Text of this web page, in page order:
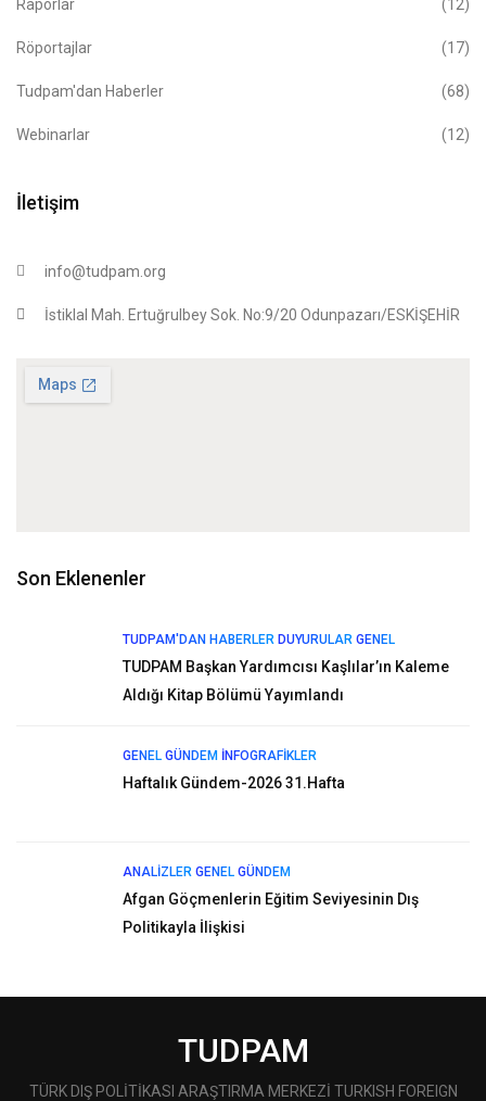
Raporlar (12)
Röportajlar (17)
Tudpam'dan Haberler (68)
Webinarlar (12)
İletişim
info@tudpam.org
İstiklal Mah. Ertuğrulbey Sok. No:9/20 Odunpazarı/ESKİŞEHİR
Son Eklenenler
TUDPAM'DAN HABERLER DUYURULAR GENEL
TUDPAM Başkan Yardımcısı Kaşlılar’ın Kaleme
Aldığı Kitap Bölümü Yayımlandı
GENEL GÜNDEM İNFOGRAFIKLER
Haftalık Gündem-2026 31.Hafta
ANALIZLER GENEL GÜNDEM
Afgan Göçmenlerin Eğitim Seviyesinin Dış
Politikayla İlişkisi
TUDPAM
TÜRK DIŞ POLİTİKASI ARAŞTIRMA MERKEZİ TURKISH FOREIGN